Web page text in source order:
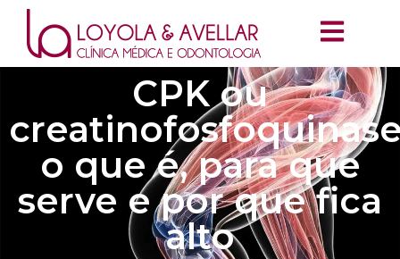
CPK ou
o que é, para que
serve e por que fica
alto